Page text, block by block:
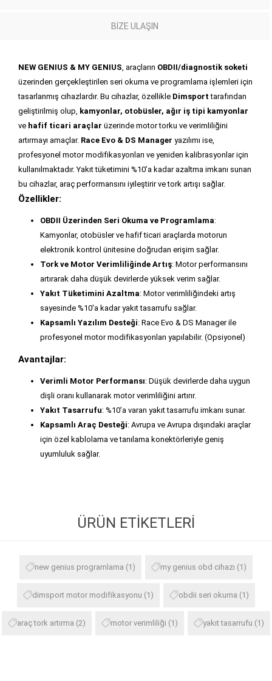
BIZE ULAŞIN
NEW GENIUS & MY GENIUS , araçların OBDII/diagnostik soketi
üzerinden gerçekleştirilen seri okuma ve programlama işlemleri için
tasarlanmış cihazlardır. Bu cihazlar, özellikle Dimsport tarafından
geliştirilmiş olup, kamyonlar, otobüsler, ağır iş tipi kamyonlar
ve hafif ticari araçlar üzerinde motor torku ve verimliliğini
artırmayı amaçlar. Race Evo & DS Manager yazılımı ise,
profesyonel motor modifikasyonları ve yeniden kalibrasyonlar için
kullanılmaktadır. Yakıt tüketimini %10’a kadar azaltma imkanı sunan
bu cihazlar, araç performansını iyileştirir ve tork artışı sağlar.
Özellikler:
OBDII Üzerinden Seri Okuma ve Programlama:
Kamyonlar, otobüsler ve hafif ticari araçlarda motorun
elektronik kontrol ünitesine doğrudan erişim sağlar.
Tork ve Motor Verimliliğinde Artış: Motor performansını
artırarak daha düşük devirlerde yüksek verim sağlar.
Yakıt Tüketimini Azaltma: Motor verimliliğindeki artış
sayesinde %10'a kadar yakıt tasarrufu sağlar.
Kapsamlı Yazılım Desteği: Race Evo & DS Manager ile
profesyonel motor modifikasyonları yapılabilir. (Opsiyonel)
Avantajlar:
Verimli Motor Performansı: Düşük devirlerde daha uygun
dişli oranı kullanarak motor verimliliğini artırır.
Yakıt Tasarrufu: %10’a varan yakıt tasarrufu imkanı sunar.
Kapsamlı Araç Desteği: Avrupa ve Avrupa dışındaki araçlar
için özel kablolama ve tanılama konektörleriyle geniş
uyumluluk sağlar.
ÜRÜN ETIKETLERI
new genius programlama (1) my genius obd cihazı (1)
dimsport motor modifikasyonu (1) obdii seri okuma (1)
araç tork artırma (2) motor verimliliği (1) yakıt tasarrufu (1)